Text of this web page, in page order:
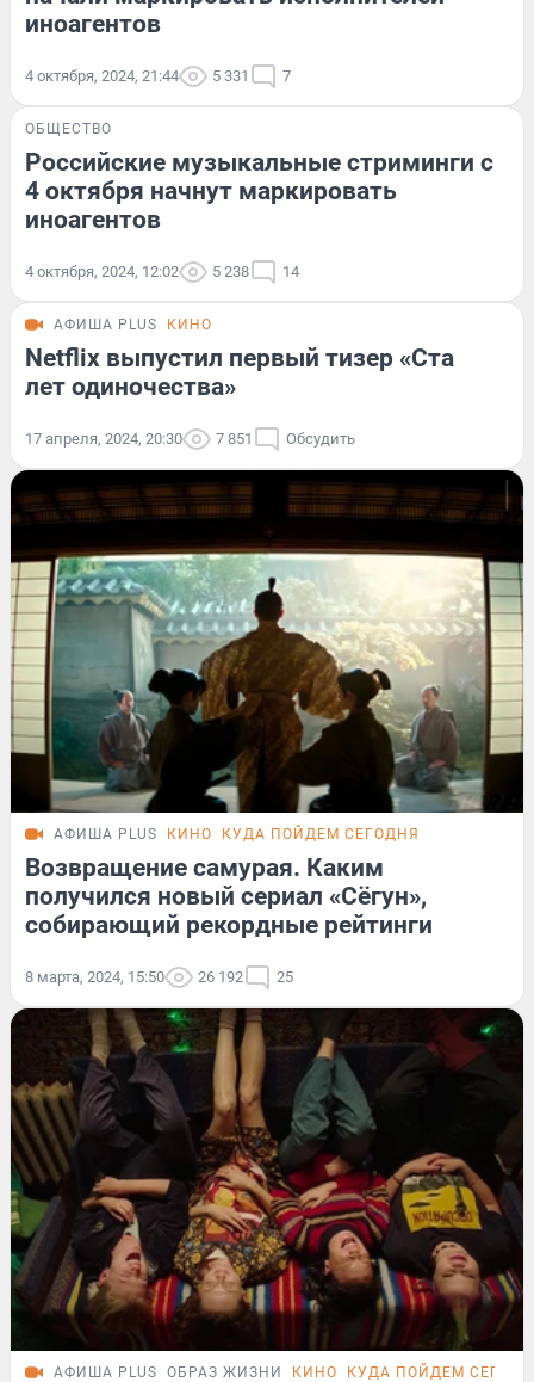
иноагентов
4 октября, 2024, 21:44 5 331 7
ОБЩЕСТВО
Российские музыкальные стриминги с
4 октября начнут маркировать
иноагентов
4 октября, 2024, 12:02 5 238 14
АФИША PLUS КИНО
Netflix выпустил первый тизер «Ста
лет одиночества»
17 апреля, 2024, 20:30 7 851 Обсудить
АФИША PLUS КИНО КУДА ПОЙДЕМ СЕГОДНЯ
Возвращение самурая. Каким
получился новый сериал «Сёгун»,
собирающий рекордные рейтинги
8 марта, 2024, 15:50 26 192 25
АФИША PLUS ОБРАЗ ЖИЗНИ КИНО КУДА ПОЙДЕМ